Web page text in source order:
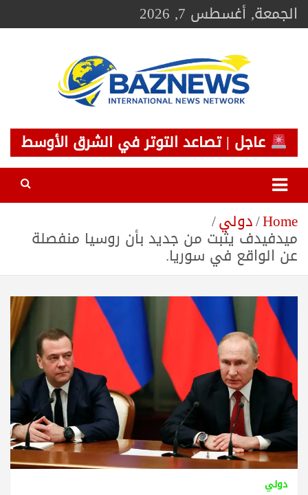
Skip
toالجمعة, أغسطس 7, 2026
BAZNEWS
شبكة باز الإخبارية
عاجل | تصاعد التوتر في الشرق الأوسط
Home دولي
ميدفيدف يثبت من جديد بأن روسيا منفصلة
عن الواقع في سوريا.
دولي